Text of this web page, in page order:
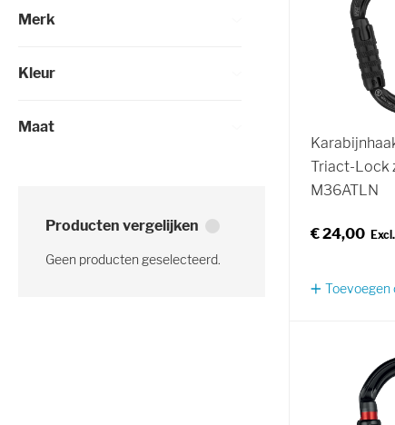
Triact-Lock
M36ATLN
€ 24,00
Toevoegen
Merk
Kleur
Maat
Producten vergelijken
Geen producten geselecteerd.